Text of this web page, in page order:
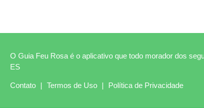
O Guia Feu Rosa é o aplicativo que todo morador dos
ES
Contato | Termos de Uso | Política de Privacidade